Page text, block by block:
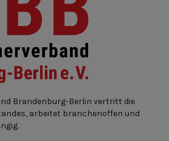
Brandenburg-Berlin vertritt die
arbeitet branchenoffen und